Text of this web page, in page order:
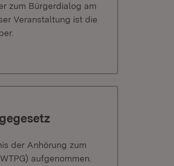
zum Bürgerdialog am
Veranstaltung ist die
der Anhörung zum
aufgenommen.